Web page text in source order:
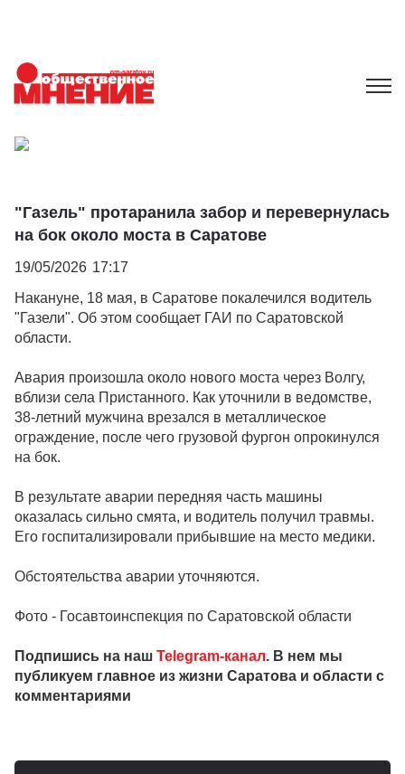
"Газель" протаранила забор и перевернулась
на бок около моста в Саратове
19/05/2026 17:17
Накануне, 18 мая, в Саратове покалечился водитель
"Газели". Об этом сообщает ГАИ по Саратовской
области.
Авария произошла около нового моста через Волгу,
вблизи села Пристанного. Как уточнили в ведомстве,
38-летний мужчина врезался в металлическое
ограждение, после чего грузовой фургон опрокинулся
на бок.
В результате аварии передняя часть машины
оказалась сильно смята, и водитель получил травмы.
Его госпитализировали прибывшие на место медики.
Обстоятельства аварии уточняются.
Фото - Госавтоинспекция по Саратовской области
Подпишись на наш Telegram-канал. В нем мы
публикуем главное из жизни Саратова и области с
комментариями